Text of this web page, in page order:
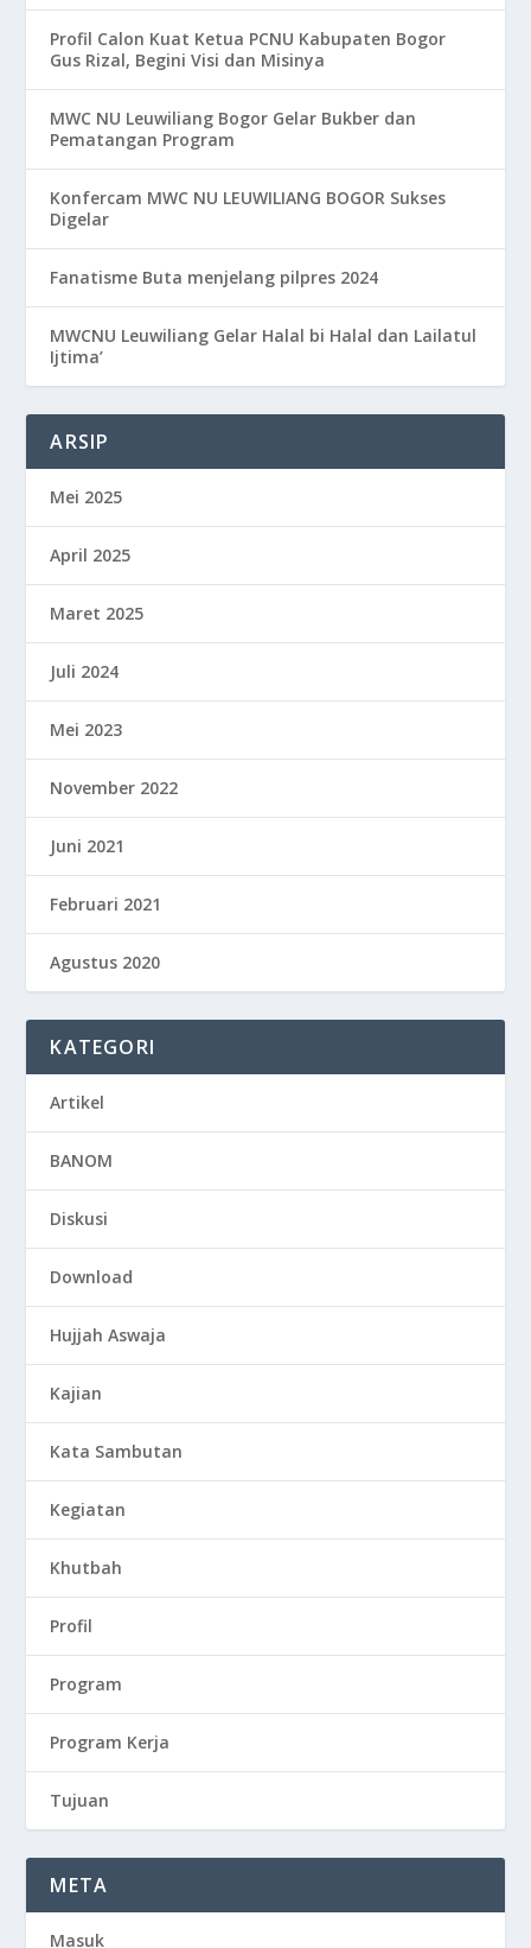
Profil Calon Kuat Ketua PCNU Kabupaten Bogor
Gus Rizal, Begini Visi dan Misinya
MWC NU Leuwiliang Bogor Gelar Bukber dan
Pematangan Program
Konfercam MWC NU LEUWILIANG BOGOR Sukses
Digelar
Fanatisme Buta menjelang pilpres 2024
MWCNU Leuwiliang Gelar Halal bi Halal dan Lailatul
Ijtima’
ARSIP
Mei 2025
April 2025
Maret 2025
Juli 2024
Mei 2023
November 2022
Juni 2021
Februari 2021
Agustus 2020
KATEGORI
Artikel
BANOM
Diskusi
Download
Hujjah Aswaja
Kajian
Kata Sambutan
Kegiatan
Khutbah
Profil
Program
Program Kerja
Tujuan
META
Masuk